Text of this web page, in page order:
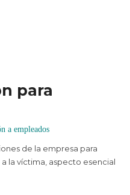
para
a empleados
de la empresa para
la víctima, aspecto esencial